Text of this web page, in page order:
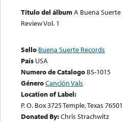
Título del álbumA Buena Suerte
Review Vol. 1
Sello Buena Suerte Records
País USA
Numero de Catalogo BS-1015
GéneroCanción Vals
Location of Label:
P. O. Box 3725 Temple, Texas 76501
Donated By:Chris Strachwitz